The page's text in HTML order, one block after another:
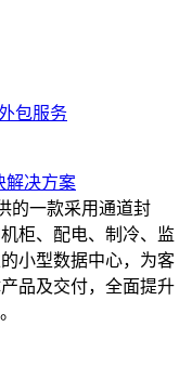
包服务
解决方案
的一款采用通道封
柜、配电、制冷、监
小型数据中心，为客
品及交付，全面提升